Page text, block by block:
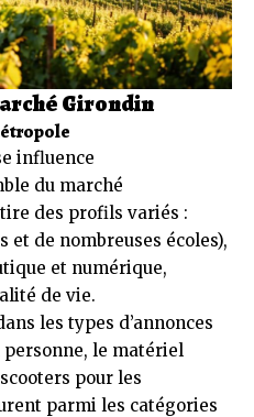
Girondin
influence
du marché
des profils variés :
de nombreuses écoles),
et numérique,
de vie.
les types d’annonces
personne, le matériel
pour les
parmi les catégories